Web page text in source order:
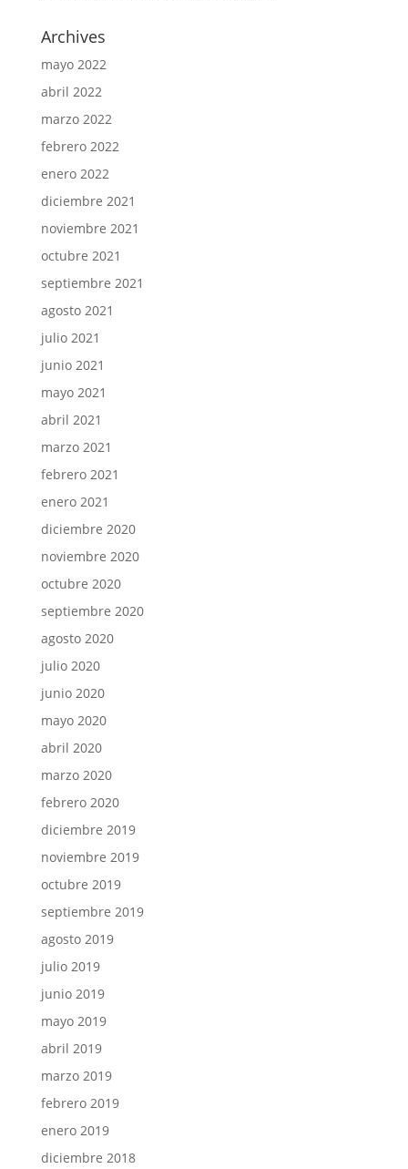
Archives
mayo 2022
abril 2022
marzo 2022
febrero 2022
enero 2022
diciembre 2021
noviembre 2021
octubre 2021
septiembre 2021
agosto 2021
julio 2021
junio 2021
mayo 2021
abril 2021
marzo 2021
febrero 2021
enero 2021
diciembre 2020
noviembre 2020
octubre 2020
septiembre 2020
agosto 2020
julio 2020
junio 2020
mayo 2020
abril 2020
marzo 2020
febrero 2020
diciembre 2019
noviembre 2019
octubre 2019
septiembre 2019
agosto 2019
julio 2019
junio 2019
mayo 2019
abril 2019
marzo 2019
febrero 2019
enero 2019
diciembre 2018